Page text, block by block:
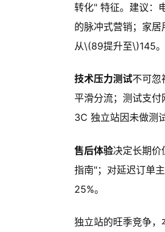
转化" 特征。建议：
的脉冲式营销；家
从\(89提升至\)145。
技术压力测试不可忽
平滑分流；测试支
3C 独立站因未做测
售后体验决定长期
指南"；对延迟订单
25%。
独立站的旺季竞争